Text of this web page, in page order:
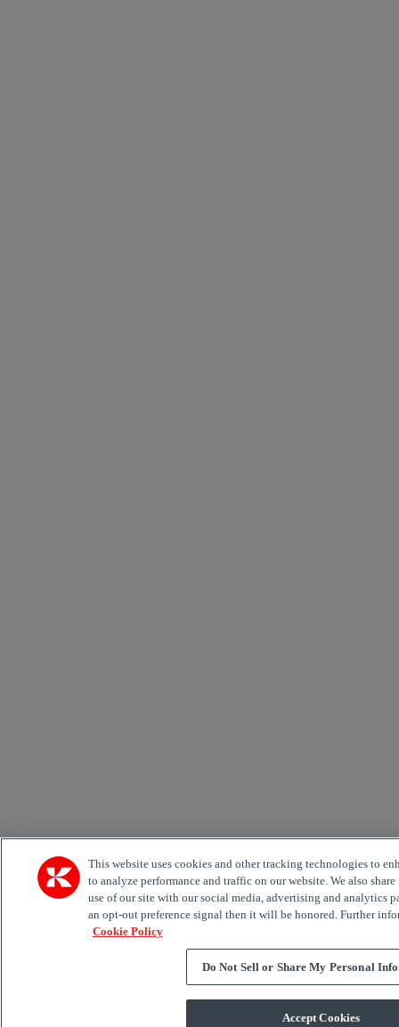
This website uses cookies and other tracking technologies to
to analyze performance and traffic on our website. We also
use of our site with our social media, advertising and analytics
an opt-out preference signal then it will be honored. Further
Cookie Policy
Do Not Sell or Share My Personal
Accept Cookies